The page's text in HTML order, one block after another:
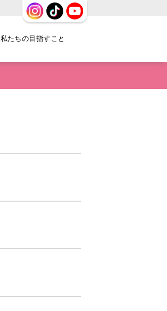
私たちの目指すこと